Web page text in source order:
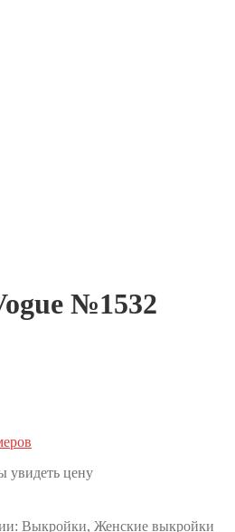
№1532
увидеть цену
Выкройки, Женские выкройки